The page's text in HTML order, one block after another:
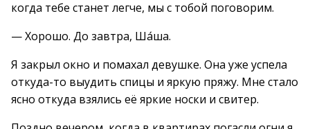
когда тебе станет легче, мы с тобой поговорим.
— Хорошо. До завтра, Ша́ша.
Я закрыл окно и помахал девушке. Она уже успела
откуда-то выудить спицы и яркую пряжу. Мне стало
ясно откуда взялись её яркие носки и свитер.